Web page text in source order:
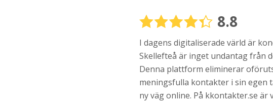
Genom att registrera godkänner jagVillkoren och
information och reklam via e-post från hemsidans
operatörer. Jag kan dra tillbaka godkännande när jag
STARTA NU!
8.8
I dagens digitaliserade värld är
Skellefteå är inget undantag från
Denna plattform eliminerar
meningsfulla kontakter i sin egen
ny väg online. På kkontakter.se